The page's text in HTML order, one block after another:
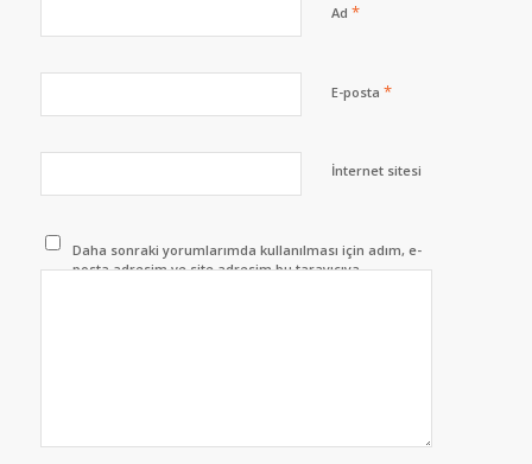
Ad *
E-posta *
İnternet sitesi
Daha sonraki yorumlarımda kullanılması için adım, e-
posta adresim ve site adresim bu tarayıcıya